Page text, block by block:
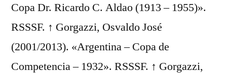
Copa Dr. Ricardo C. Aldao (1913 – 1955)».
RSSSF. ↑ Gorgazzi, Osvaldo José
(2001/2013). «Argentina – Copa de
Competencia – 1932». RSSSF. ↑ Gorgazzi,